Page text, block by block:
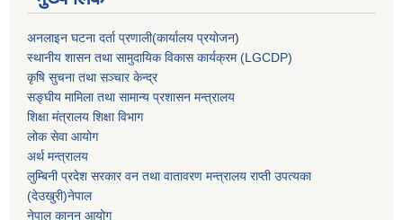
अनलाइन घटना दर्ता प्रणाली(कार्यालय प्रयोजन)
स्थानीय शासन तथा सामुदायिक विकास कार्यक्रम (LGCDP)
कृषि सुचना तथा सञ्चार केन्द्र
सङ्घीय मामिला तथा सामान्य प्रशासन मन्त्रालय
शिक्षा मंत्रालय शिक्षा विभाग
लोक सेवा आयोग
अर्थ मन्त्रालय
लुम्बिनी प्रदेश सरकार वन तथा वातावरण मन्त्रालय राप्ती उपत्यका
(देउखुरी)नेपाल
नेपाल कानुन आयोग